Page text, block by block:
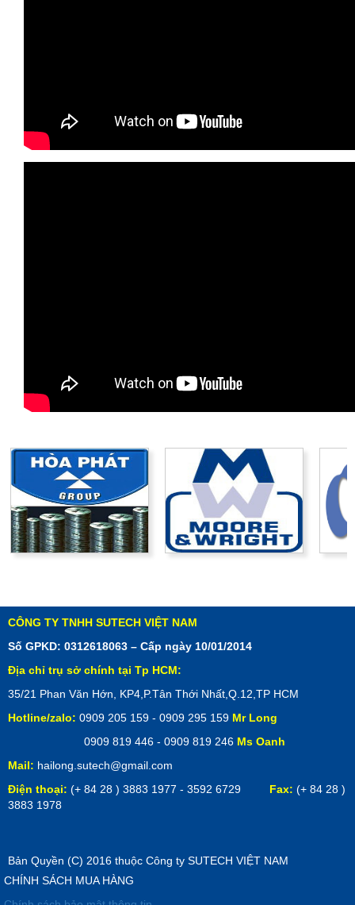
CÔNG TY TNHH SUTECH VIỆT NAM
Số GPKD: 0312618063 – Cấp ngày 10/01/2014
Địa chỉ trụ sở chính tại Tp HCM:
35/21 Phan Văn Hớn, KP4,P.Tân Thới Nhất,Q.12,TP HCM
Hotline/zalo: 0909 205 159 - 0909 295 159 Mr Long
0909 819 446 - 0909 819 246 Ms Oanh
Mail: hailong.sutech@gmail.com
Điện thoại: (+ 84 28 ) 3883 1977 - 3592 6729 Fax: (+ 84 28 )
3883 1978
Bản Quyền (C) 2016 thuộc Công ty SUTECH VIỆT NAM
CHÍNH SÁCH MUA HÀNG